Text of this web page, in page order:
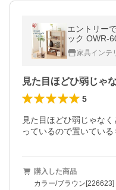
エントリー
ック OWR-
棚 ラック デ
棚 リビング
家具インテ
5
見た目ほどひ弱じゃな
っているので置いている
購入した商品
カラー/ブラウン[226623]